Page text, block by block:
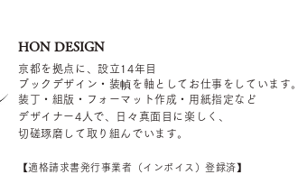
HON DESIGN
京都を拠点に、設立14年目
ブックデザイン・装幀を軸としてお仕事をしています。
装丁・組版・フォーマット作成・用紙指定など
デザイナー4 人で、日々真面目に楽しく、
切磋琢磨して取り組んでいます。
​【適格請求書発行事業者（インボイス）登録済】